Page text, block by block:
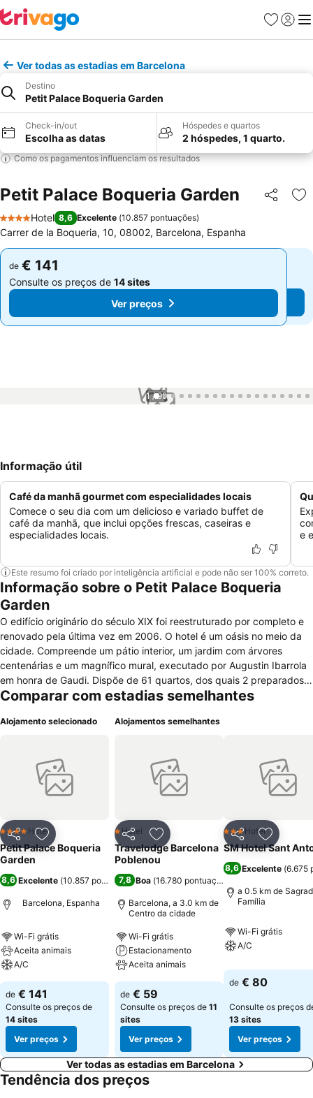
Favoritos
Iniciar
Ver todas as estadias em Barcelona
Destino
Petit Palace Boqueria Garden
Check-in/out
Escolha as datas
Hóspedes e quartos
2 hóspedes, 1 quarto.
Como os pagamentos influenciam os resultados
Petit Palace Boqueria Garden Partilhar
4 Estrelas
Hotel 8,6 Excelente (10.857 pontuações)
Carrer de la Boqueria, 10, 08002, Barcelona, Espanha
de € 141
Consulte os preços de 14 sites
Ver preços
de € 141
Consulte os preços de 14 sites
Ver preços
1 / 99
Informação útil
Café da manhã gourmet com especialidades locais
Comece o seu dia com um delicioso e variado buffet de
café da manhã, que inclui opções frescas, caseiras e
especialidades locais.
e
Este resumo foi criado por inteligência artificial e pode não ser 100% correto.
Informação sobre o Petit Palace Boqueria
Garden
O edifício originário do século XIX foi reestruturado por completo e
renovado pela última vez em 2006. O hotel é um oásis no meio da
cidade. Compreende um pátio interior, um jardim com árvores
centenárias e um magnífico mural, executado por Augustin Ibarrola
em honra de Gaudi. Dispõe de 61 quartos, dos quais 2 preparados
para deficientes motores, distribuídos por um edifício principal e um
com recepção (aberta 24 h por dia), cofre e elevador. Contempla
negócios modernamente equipado com luz natural no hall de
entrada. Os hóspedes poderão ainda usufruir dos serviços de
lavandaria (taxa extra).
Comparar com estadias semelhantes
Alojamento selecionado
PartilharAdicionar aos favoritos
4 EstrelasHotel
Petit Palace Boqueria
Garden
8,6 Excelente (10.857 pontuações)
Barcelona, Espanha
Wi-Fi grátis
Aceita animais
A/C
de € 141
Consulte os preços de
14 sites
Ver preços
Alojamentos semelhantes
PartilharAdicionar aos favoritos
1 Estrelas
Hotel
Travelodge Barcelona
Poblenou
7,8 Boa (16.780 pontuações
Barcelona, a 3.0 km de
Centro da cidade
Wi-Fi grátis
Estacionamento
Aceita animais
de € 59
Consulte os preços de 11
sites
Ver preços
Partilhar
3 Estrelas
Hotel
SM Hotel Sant
8,6 Excelente (6.675
a 0.5 km de
Família
Wi-Fi grátis
A/C
de € 80
Consulte os preços
13 sites
Ver preços
Ver todas as estadias em Barcelona
Tendência dos preços